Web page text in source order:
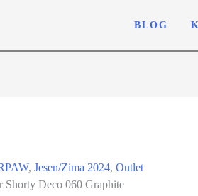
BLOG
, Jesen/Zima 2024, Outlet
Shorty Deco 060 Graphite